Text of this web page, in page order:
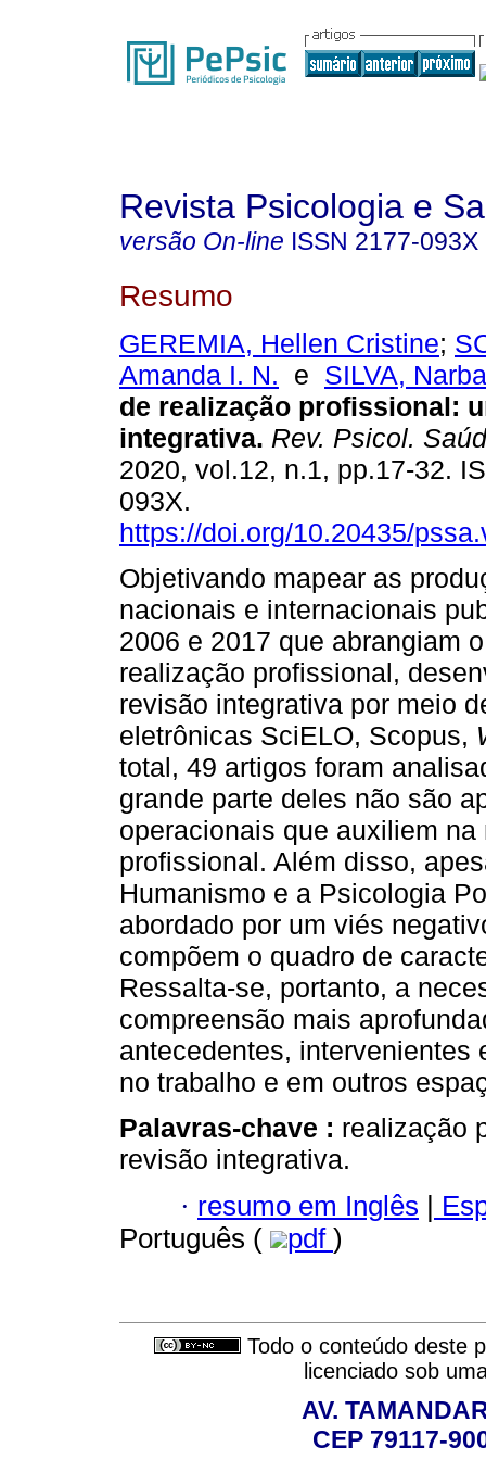
Revista Psicologia e
versão On-line ISSN 2177-093X
Resumo
GEREMIA, Hellen Cristine;
Amanda I. N. e SILVA,
de realização profissional:
integrativa. Rev. Psicol.
2020, vol.12, n.1, pp.17-32.
093X.
https://doi.org/10.20435/
Objetivando mapear as
nacionais e internacionais
2006 e 2017 que abrangiam
realização profissional,
revisão integrativa por meio
eletrônicas SciELO, Scopus,
total, 49 artigos foram
grande parte deles não são
operacionais que auxiliem
profissional. Além disso,
Humanismo e a Psicologia
abordado por um viés
compõem o quadro de
Ressalta-se, portanto, a
compreensão mais
antecedentes, intervenientes
no trabalho e em outros
Palavras-chave : realização
revisão integrativa.
· resumo em Inglês |
Português (
pdf )
Todo o conteúdo deste
licenciado sob
AV.
CEP 79117-